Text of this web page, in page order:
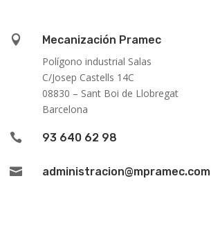

Mecanización Pramec
Polígono industrial Salas
C/Josep Castells 14C
08830 – Sant Boi de Llobregat
Barcelona
 93 640 62 98
 administracion@mpramec.com